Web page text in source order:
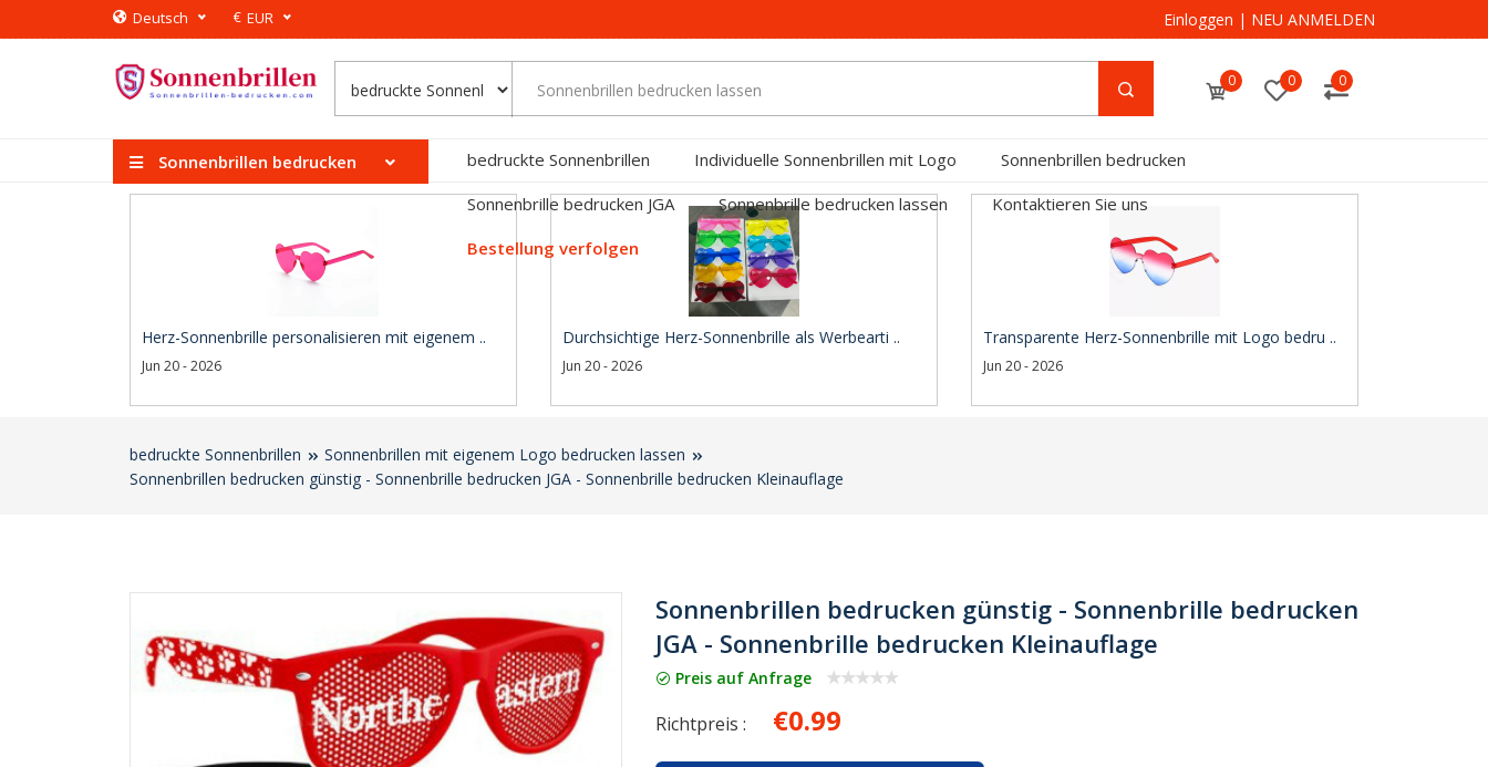
Deutsch € EUR Einloggen | NEU ANMELDEN
0 0 0
Sonnenbrillen bedrucken bedruckte Sonnenbrillen Individuelle Sonnenbrillen mit Logo
Sonnenbrillen bedrucken
Sonnenbrille bedrucken JGA
Sonnenbrille bedrucken lassen
Kontaktieren Sie uns
Bestellung verfolgen
Herz-Sonnenbrille personalisieren mit eigenem ..
Jun 20 - 2026
Durchsichtige Herz-Sonnenbrille als Werbearti ..
Jun 20 - 2026
Transparente Herz-Sonnenbrille mit Logo bedru ..
Jun 20 - 2026
bedruckte Sonnenbrillen
Sonnenbrillen mit eigenem Logo bedrucken lassen
Sonnenbrillen bedrucken günstig - Sonnenbrille bedrucken JGA - Sonnenbrille bedrucken Kleinauflage
Sonnenbrillen bedrucken günstig - Sonnenbrille bedrucken
JGA - Sonnenbrille bedrucken Kleinauflage
Preis auf Anfrage
Richtpreis : €0.99